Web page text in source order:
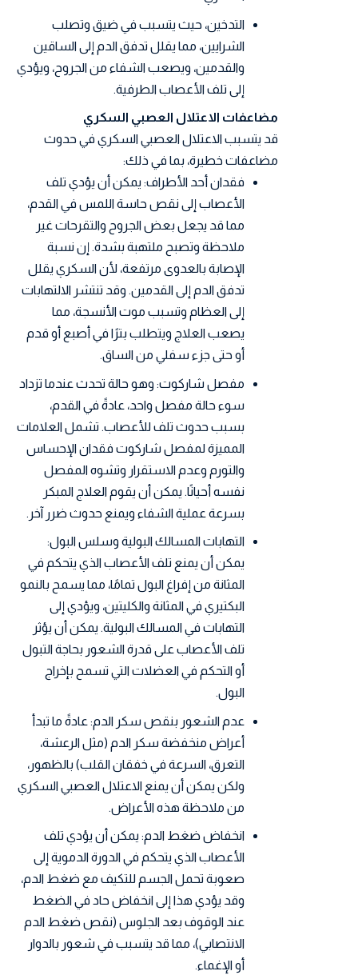
التدخين، حيث يتسبب في ضيق وتصلب
الشرايين، مما يقلل تدفق الدم إلى الساقين
والقدمين، ويصعب الشفاء من الجروح، ويؤدي
إلى تلف الأعصاب الطرفية.
مضاعفات الاعتلال العصبي السكري
قد يتسبب الاعتلال العصبي السكري في حدوث
مضاعفات خطيرة، بما في ذلك:
فقدان أحد الأطراف: يمكن أن يؤدي تلف
الأعصاب إلى نقص حاسة اللمس في القدم،
مما قد يجعل بعض الجروح والتقرحات غير
ملاحظة وتصبح ملتهبة بشدة. إن نسبة
الإصابة بالعدوى مرتفعة، لأن السكري يقلل
تدفق الدم إلى القدمين. وقد تنتشر الالتهابات
إلى العظام وتسبب موت الأنسجة، مما
يصعب العلاج ويتطلب بترًا في أصبع أو قدم
أو حتى جزء سفلي من الساق.
مفصل شاركوت: وهو حالة تحدث عندما تزداد
سوء حالة مفصل واحد، عادةً في القدم،
بسبب حدوث تلف للأعصاب. تشمل العلامات
المميزة لمفصل شاركوت فقدان الإحساس
والتورم وعدم الاستقرار وتشوه المفصل
نفسه أحيانًا. يمكن أن يقوم العلاج المبكر
بسرعة عملية الشفاء ويمنع حدوث ضرر آخر.
التهابات المسالك البولية وسلس البول:
يمكن أن يمنع تلف الأعصاب الذي يتحكم في
المثانة من إفراغ البول تمامًا، مما يسمح بالنمو
البكتيري في المثانة والكليتين، ويؤدي إلى
التهابات في المسالك البولية. يمكن أن يؤثر
تلف الأعصاب على قدرة الشعور بحاجة التبول
أو التحكم في العضلات التي تسمح بإخراج
البول.
عدم الشعور بنقص سكر الدم: عادةً ما تبدأ
أعراض منخفضة سكر الدم (مثل الرعشة،
التعرق، السرعة في خفقان القلب) بالظهور،
ولكن يمكن أن يمنع الاعتلال العصبي السكري
من ملاحظة هذه الأعراض.
انخفاض ضغط الدم: يمكن أن يؤدي تلف
الأعصاب الذي يتحكم في الدورة الدموية إلى
صعوبة تحمل الجسم للتكيف مع ضغط الدم،
وقد يؤدي هذا إلى انخفاض حاد في الضغط
عند الوقوف بعد الجلوس (نقص ضغط الدم
الانتصابي)، مما قد يتسبب في شعور بالدوار
أو الإغماء.